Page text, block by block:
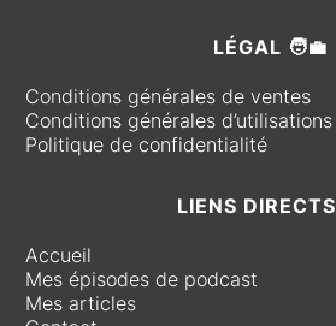
LÉGAL 🧑‍💼
Conditions générales de ventes
Conditions générales d’utilisations
Politique de confidentialité
LIENS DIRECTS
Accueil
Mes épisodes de podcast
Mes articles